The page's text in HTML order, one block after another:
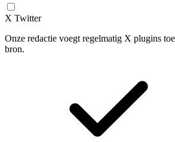
X Twitter
Onze redactie voegt regelmatig X plugins
bron.